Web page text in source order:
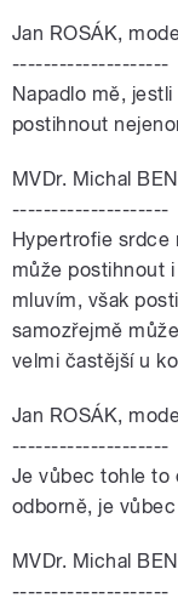
Jan ROSÁK,
--------------------
Napadlo mě,
postihnout
MVDr. Michal
--------------------
Hypertrofie srdce
může postihnout
mluvím, však
samozřejmě
velmi častější u
Jan ROSÁK,
--------------------
Je vůbec tohle to
odborně, je
MVDr. Michal
--------------------